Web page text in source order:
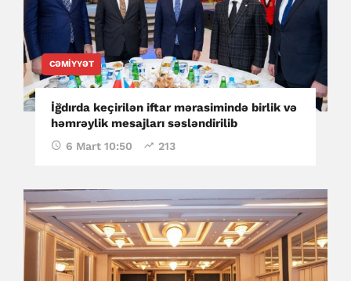
CƏMIYYƏT
İğdırda keçirilən iftar mərasimində birlik və
həmrəylik mesajları səsləndirilib
6 Mart 10:50 213